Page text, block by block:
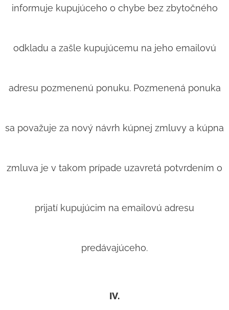
informuje kupujúceho o chybe bez zbytočného
odkladu a zašle kupujúcemu na jeho emailovú
adresu pozmenenú ponuku. Pozmenená ponuka
sa považuje za nový návrh kúpnej zmluvy a kúpna
zmluva je v takom prípade uzavretá potvrdením o
prijatí kupujúcim na emailovú adresu
predávajúceho.
IV.